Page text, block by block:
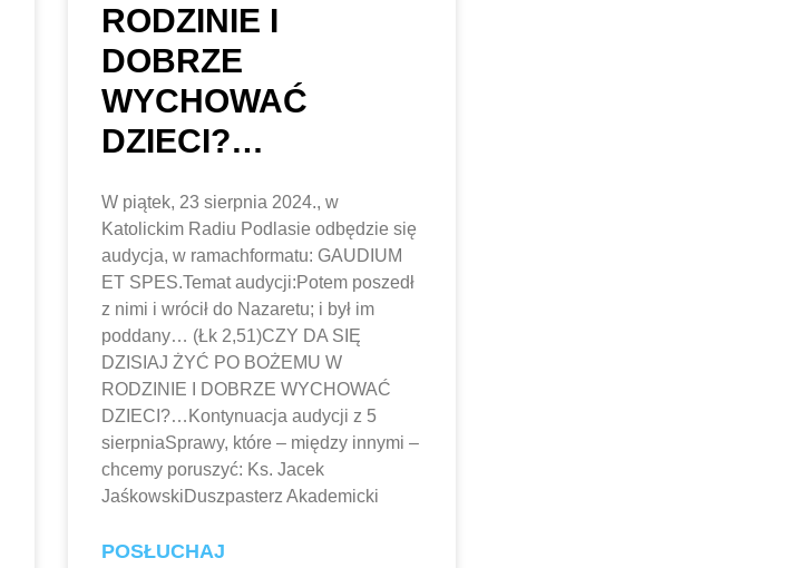
RODZINIE I
DOBRZE
WYCHOWAĆ
DZIECI?…
W piątek, 23 sierpnia 2024., w
Katolickim Radiu Podlasie odbędzie się
audycja, w ramachformatu: GAUDIUM
ET SPES.Temat audycji:Potem poszedł
z nimi i wrócił do Nazaretu; i był im
poddany… (Łk 2,51)CZY DA SIĘ
DZISIAJ ŻYĆ PO BOŻEMU W
RODZINIE I DOBRZE WYCHOWAĆ
DZIECI?…Kontynuacja audycji z 5
sierpniaSprawy, które – między innymi –
chcemy poruszyć: Ks. Jacek
JaśkowskiDuszpasterz Akademicki
POSŁUCHAJ